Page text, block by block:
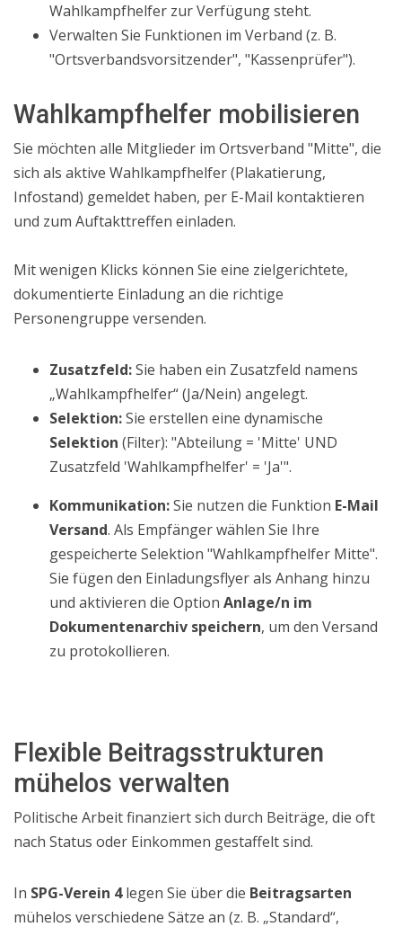
Wahlkampfhelfer zur Verfügung steht.
Verwalten Sie Funktionen im Verband (z. B.
"Ortsverbandsvorsitzender", "Kassenprüfer").
Wahlkampfhelfer mobilisieren
Sie möchten alle Mitglieder im Ortsverband "Mitte", die
sich als aktive Wahlkampfhelfer (Plakatierung,
Infostand) gemeldet haben, per E-Mail kontaktieren
und zum Auftakttreffen einladen.
Mit wenigen Klicks können Sie eine zielgerichtete,
dokumentierte Einladung an die richtige
Personengruppe versenden.
Zusatzfeld:Sie haben ein Zusatzfeld namens
„Wahlkampfhelfer“ (Ja/Nein) angelegt.
Selektion:Sie erstellen eine dynamische
Selektion (Filter): "Abteilung = 'Mitte' UND
Zusatzfeld 'Wahlkampfhelfer' = 'Ja'".
Kommunikation:Sie nutzen die Funktion E-Mail
Versand. Als Empfänger wählen Sie Ihre
gespeicherte Selektion "Wahlkampfhelfer Mitte".
Sie fügen den Einladungsflyer als Anhang hinzu
und aktivieren die Option Anlage/n im
Dokumentenarchiv speichern, um den Versand
zu protokollieren.
Flexible Beitragsstrukturen
mühelos verwalten
Politische Arbeit finanziert sich durch Beiträge, die oft
nach Status oder Einkommen gestaffelt sind.
In SPG-Verein 4legen Sie über die Beitragsarten
mühelos verschiedene Sätze an (z. B. „Standard“,